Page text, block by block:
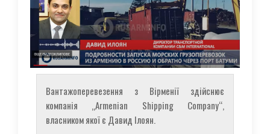
Вантажоперевезення з Вірменії здійснює
компанія „Armenian Shipping Company“,
власником якої є Давид Ілоян.